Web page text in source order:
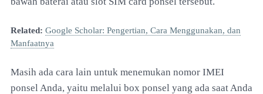
Related: Google Scholar: Pengertian, Cara Menggunakan, dan
Manfaatnya
Masih ada cara lain untuk menemukan nomor IMEI
ponsel Anda, yaitu melalui box ponsel yang ada saat Anda